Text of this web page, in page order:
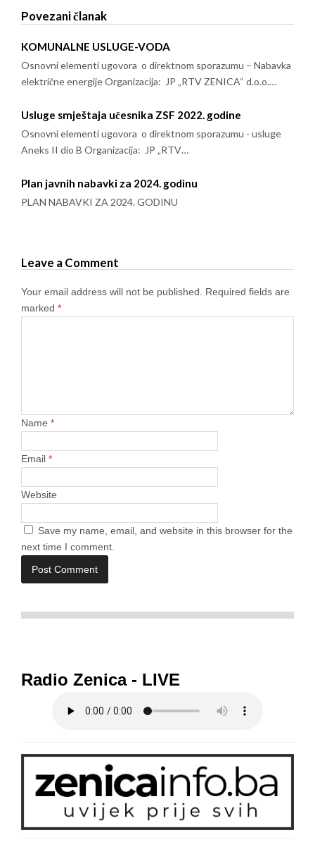
Povezani članak
KOMUNALNE USLUGE-VODA
Osnovni elementi ugovora o direktnom sporazumu – Nabavka
električne energije Organizacija: JP „RTV ZENICA“ d.o.o.…
Usluge smještaja učesnika ZSF 2022. godine
Osnovni elementi ugovora o direktnom sporazumu - usluge
Aneks II dio B Organizacija: JP „RTV…
Plan javnih nabavki za 2024. godinu
PLAN NABAVKI ZA 2024. GODINU
Leave a Comment
Your email address will not be published.
Required fields are
marked *
Name *
Email *
Website
Save my name, email, and website in this browser for the
next time I comment.
Radio Zenica - LIVE